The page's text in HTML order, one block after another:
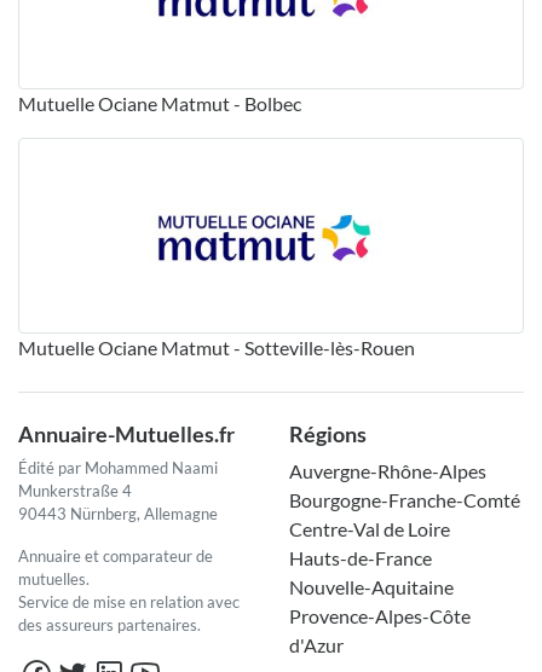
Mutuelle Ociane Matmut - Bolbec
Mutuelle Ociane Matmut - Sotteville-lès-Rouen
Annuaire-Mutuelles.fr
Édité par Mohammed Naami
Munkerstraße 4
90443 Nürnberg, Allemagne
Annuaire et comparateur de
mutuelles.
Service de mise en relation avec
des assureurs partenaires.
Régions
Auvergne-Rhône-Alpes
Bourgogne-Franche-Comté
Centre-Val de Loire
Hauts-de-France
Nouvelle-Aquitaine
Provence-Alpes-Côte
d'Azur